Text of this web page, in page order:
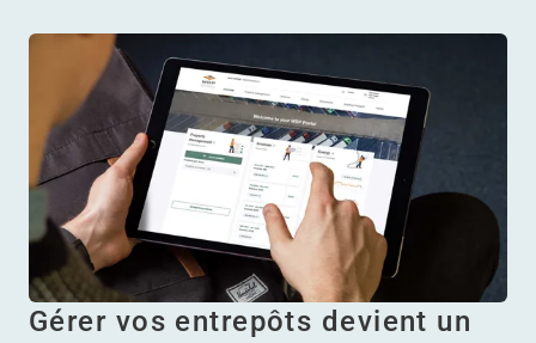
Gérer vos entrepôts devient un